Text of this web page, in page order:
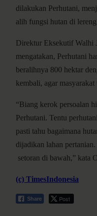
dilakukan Perhutani,
alih fungsi hutan di
Direktur Eksekutif Walhi
mengatakan, Perhutani
beralihnya 800 hektar
kembali, agar
“Biang kerok persoalan
Perhutani. Tentu
pasti tahu bagaimana
dijadikan lahan
setoran di bawah,” kata
(c) TimesIndonesia
Share Post